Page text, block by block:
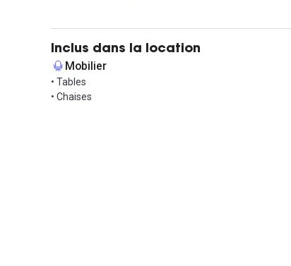
Contactez nous rapidement pour une visite !
Inclus dans la location
Mobilier
• Tables
• Chaises